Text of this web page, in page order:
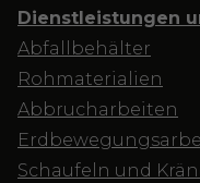
Dienstleistungen
Abfallbehälter
Rohmaterialien
Abbrucharbeiten
Schaufeln und